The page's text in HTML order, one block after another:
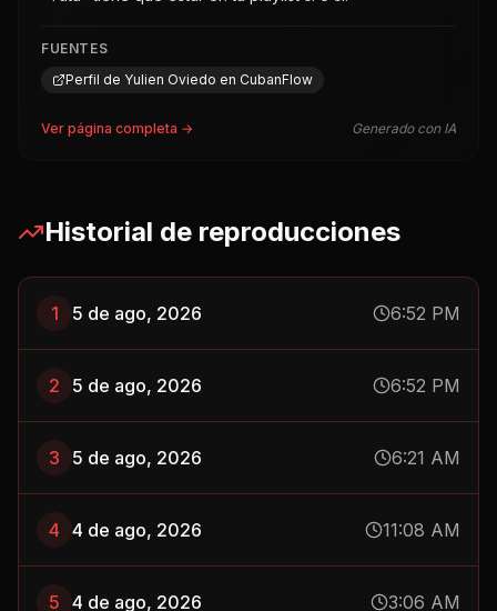
FUENTES
Perfil de Yulien Oviedo en CubanFlow
Ver página completa → Generado con IA
Historial de reproducciones
1 5 de ago, 2026 6:52 PM
2 5 de ago, 2026 6:52 PM
3 5 de ago, 2026 6:21 AM
4 4 de ago, 2026 11:08 AM
5 4 de ago, 2026 3:06 AM